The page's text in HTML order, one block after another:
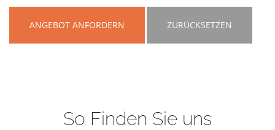
ANGEBOT ANFORDERN ZURÜCKSETZEN
So Finden Sie uns